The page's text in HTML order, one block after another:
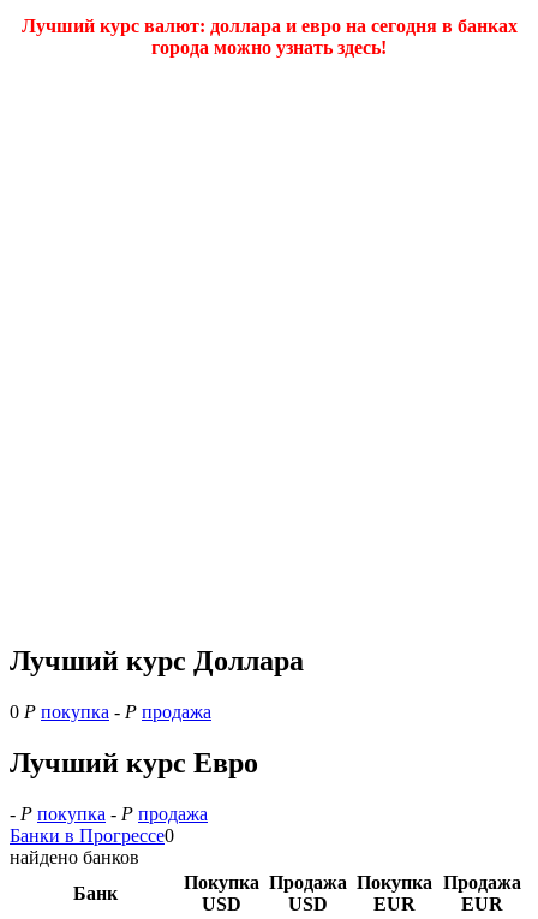
Лучший курс валют: доллара и евро на сегодня в банках
города можно узнать здесь!
Лучший курс Доллара
0 Р покупка - Р продажа
Лучший курс Евро
- Р покупка - Р продажа
Банки в Прогрессе0
найдено банков
Банк
Покупка
USD
Продажа
USD
Покупка
EUR
Продажа
EUR